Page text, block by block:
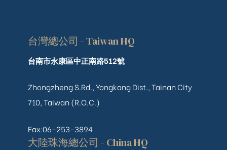
台灣總公司 - Taiwan HQ
台南市永康區中正南路512號
Zhongzheng S.Rd., Yongkang Dist., Tainan City
710, Taiwan (R.O.C.)
Fax:06-253-3894
大陸珠海總公司 - China HQ